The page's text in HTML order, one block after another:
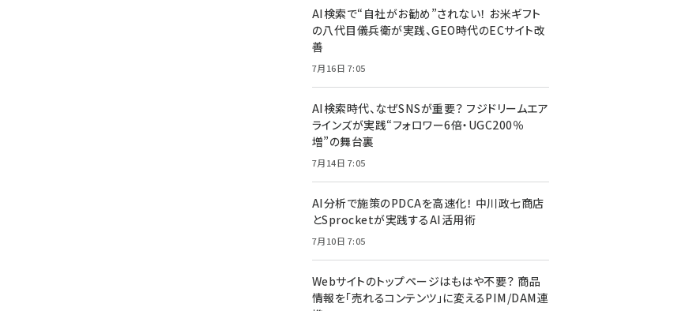
AI検索で“自社がお勧め”されない！ お米ギフト
の八代目儀兵衛が実践、GEO時代のECサイト改
善
7月16日 7:05
AI検索時代、なぜSNSが重要？ フジドリームエア
ラインズが実践“フォロワー6倍・UGC200％
増”の舞台裏
7月14日 7:05
AI分析で施策のPDCAを高速化！ 中川政七商店
とSprocketが実践するAI活用術
7月10日 7:05
Webサイトのトップページはもはや不要？ 商品
情報を「売れるコンテンツ」に変えるPIM/DAM連